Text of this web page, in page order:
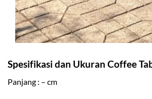
Spesifikasi dan Ukuran Coffee
Panjang : – cm